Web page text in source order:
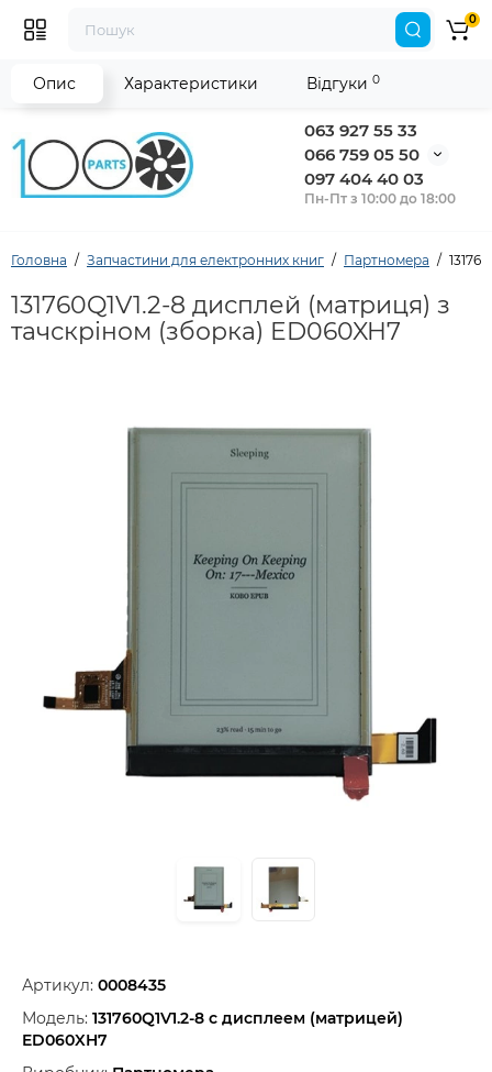
063 927 55 33
066 759 05 50
097 404 40 03
Пн-Пт з 10:00 до 18:00
0
Головна Запчастини для електронних книг Партномера
131760Q1V1.2-8 дисплей (матриця) з
тачскріном (зборка) ED060XH7
Артикул: 0008435
Модель: 131760Q1V1.2-8 с дисплеем (матрицей)
ED060XH7
Опис Характеристики Відгуки 0